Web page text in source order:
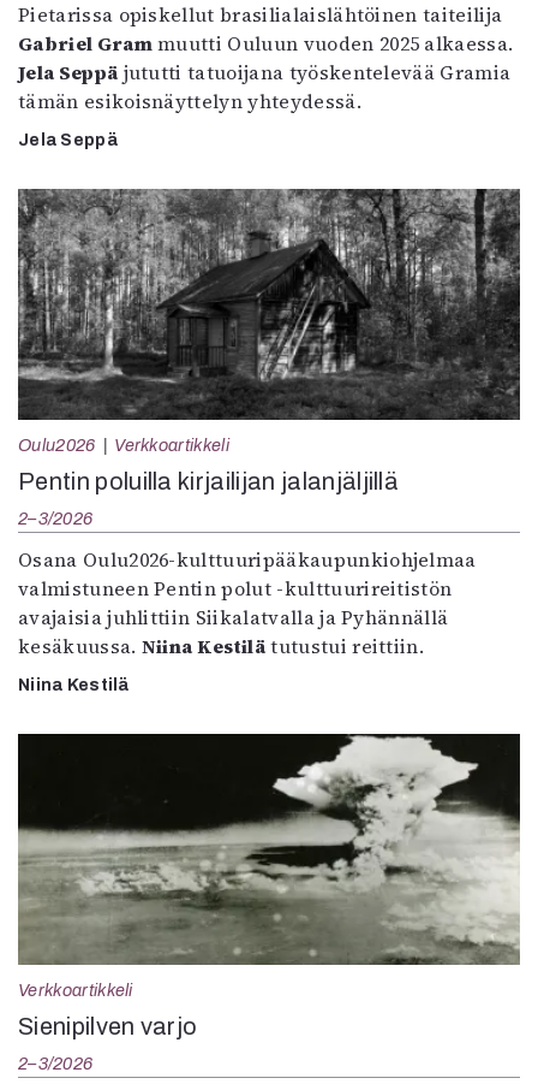
Pietarissa opiskellut brasilialaislähtöinen taiteilija
Gabriel Grammuutti Ouluun vuoden 2025 alkaessa.
Jela Seppä jututti tatuoijana työskentelevää Gramia
tämän esikoisnäyttelyn yhteydessä.
Jela Seppä
Oulu2026 Verkkoartikkeli
Pentin poluilla kirjailijan jalanjäljillä
2–3/2026
Osana Oulu2026-kulttuuripääkaupunkiohjelmaa
valmistuneen Pentin polut -kulttuurireitistön
avajaisia juhlittiin Siikalatvalla ja Pyhännällä
kesäkuussa. Niina Kestilätutustui reittiin.
Niina Kestilä
Verkkoartikkeli
Sienipilven varjo
2–3/2026